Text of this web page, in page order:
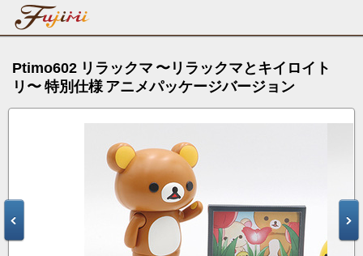
Ptimo602 リラックマ 〜リラックマとキイロイト
リ〜 特別仕様 アニメパッケージバージョン